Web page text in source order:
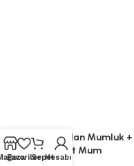
FavorilerSepetHesabım
Şamdan Mumluk +
2 Adet Mum
(Seçenekli)